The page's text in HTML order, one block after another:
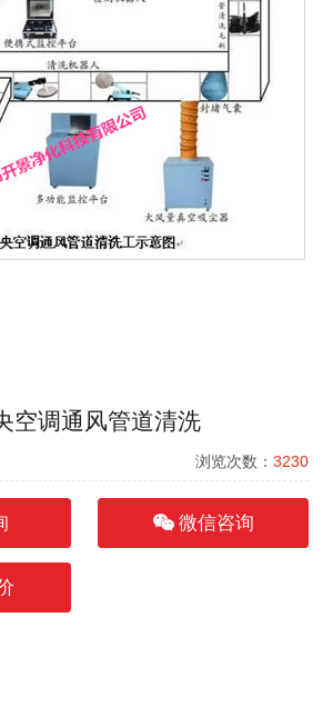
空调通风管道清洗
浏览次数：3230
微信咨询